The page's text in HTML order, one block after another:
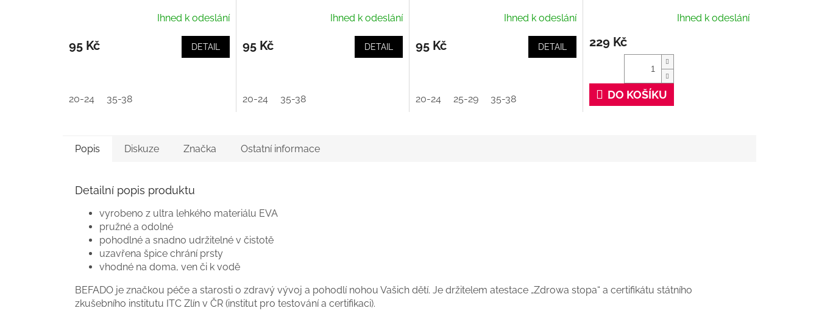
Ihned k odeslání
95 Kč DETAIL
20-24 35-38
Ihned k odeslání
95 Kč DETAIL
20-24 35-38
Ihned k odeslání
95 Kč DETAIL
20-24 25-29 35-38
Ihned k odeslání
229 Kč
DO KOŠÍKU
Popis Diskuze Značka Ostatní informace
Detailní popis produktu
vyrobeno z ultra lehkého materiálu EVA
pružné a odolné
pohodlné a snadno udržitelné v čistotě
uzavřena špice chrání prsty
vhodné na doma, ven či k vodě
BEFADO je značkou péče a starosti o zdravý vývoj a pohodlí nohou Vašich dětí. Je držitelem atestace „Zdrowa stopa“ a certifikátu státního
zkušebního institutu ITC Zlín v ČR (institut pro testování a certifikaci).